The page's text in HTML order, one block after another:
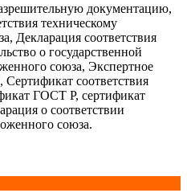
документацию,
техническому
Декларация соответствия
о государственной
союза, Экспертное
Сертификат соответствия
ГОСТ Р, сертификат
о соответствии
союза.